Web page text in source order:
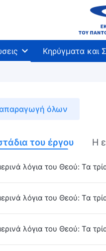
Κηρύγματα και
όλων
του έργου Η
λόγια του Θεού: Τα
λόγια του Θεού: Τα
λόγια του Θεού: Τα